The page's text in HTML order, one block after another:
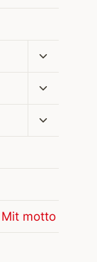
Skift
Skift
Skift
motto